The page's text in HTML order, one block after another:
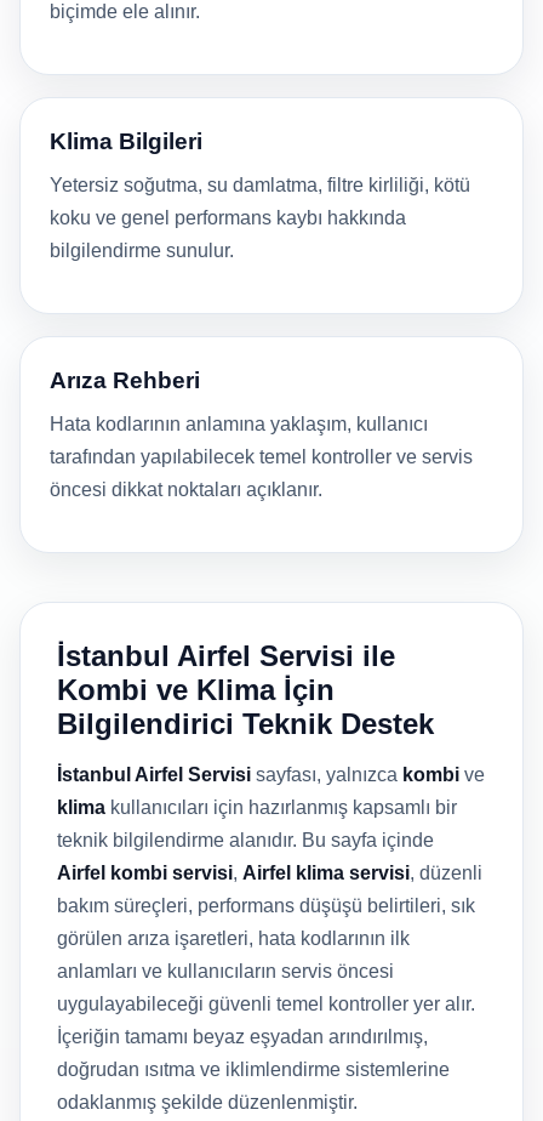
biçimde ele alınır.
Klima Bilgileri
Yetersiz soğutma, su damlatma, filtre kirliliği, kötü
koku ve genel performans kaybı hakkında
bilgilendirme sunulur.
Arıza Rehberi
Hata kodlarının anlamına yaklaşım, kullanıcı
tarafından yapılabilecek temel kontroller ve servis
öncesi dikkat noktaları açıklanır.
İstanbul Airfel Servisi ile
Kombi ve Klima İçin
Bilgilendirici Teknik Destek
İstanbul Airfel Servisi sayfası, yalnızca kombi ve
klima kullanıcıları için hazırlanmış kapsamlı bir
teknik bilgilendirme alanıdır. Bu sayfa içinde
Airfel kombi servisi, Airfel klima servisi, düzenli
bakım süreçleri, performans düşüşü belirtileri, sık
görülen arıza işaretleri, hata kodlarının ilk
anlamları ve kullanıcıların servis öncesi
uygulayabileceği güvenli temel kontroller yer alır.
İçeriğin tamamı beyaz eşyadan arındırılmış,
doğrudan ısıtma ve iklimlendirme sistemlerine
odaklanmış şekilde düzenlenmiştir.